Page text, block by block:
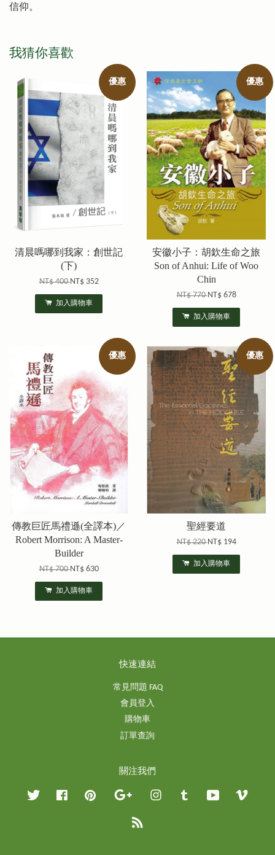
信仰。
我猜你喜歡
優惠
清晨嗎哪到我家：創世記
(下)
NT$ 400NT$ 352
加入購物車
優惠
安徽小子：胡欽生命之旅
Son of Anhui: Life of Woo
Chin
NT$ 770NT$ 678
加入購物車
優惠
傳教巨匠馬禮遜(全譯本)／
Robert Morrison: A Master-
Builder
NT$ 700NT$ 630
加入購物車
優惠
聖經要道
NT$ 220NT$ 194
加入購物車
快速連結
常見問題 FAQ
會員登入
購物車
訂單查詢
關注我們
Twitter Facebook Pinterest Google InstagramTumblr YouTube